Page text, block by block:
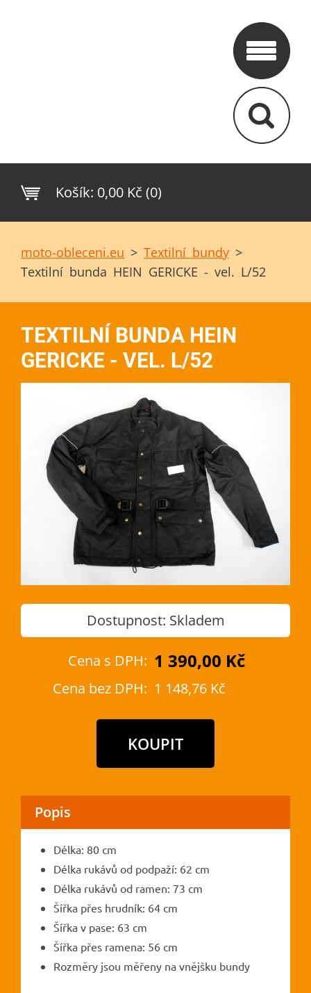
Košík: 0,00 Kč (0)
moto-obleceni.eu > Textilní bundy >
Textilní bunda HEIN GERICKE - vel. L/52
TEXTILNÍ BUNDA HEIN
GERICKE - VEL. L/52
Dostupnost: Skladem
Cena s DPH: 1 390,00 Kč
Cena bez DPH: 1 148,76 Kč
Popis
Délka: 80 cm
Délka rukávů od podpaží: 62 cm
Délka rukávů od ramen: 73 cm
Šířka přes hrudník: 64 cm
Šířka v pase: 63 cm
Šířka přes ramena: 56 cm
Rozměry jsou měřeny na vnějšku bundy